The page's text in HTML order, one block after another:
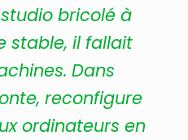
bricolé à
stable, il fallait
Dans
reconfigure
ordinateurs en